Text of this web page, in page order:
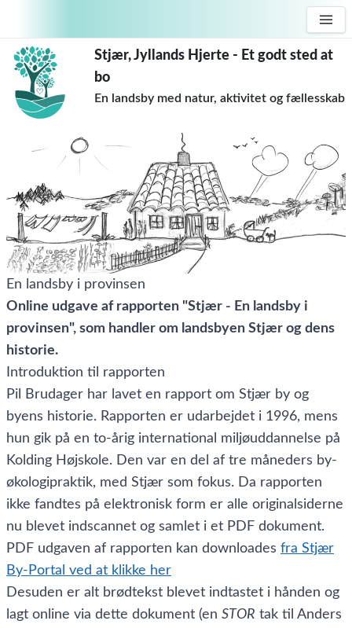
Stjær, Jyllands Hjerte - Et godt sted at
bo
En landsby med natur, aktivitet og fællesskab
En landsby i provinsen
Online udgave af rapporten "Stjær - En landsby i
provinsen", som handler om landsbyen Stjær og dens
historie.
Introduktion til rapporten
Pil Brudager har lavet en rapport om Stjær by og
byens historie. Rapporten er udarbejdet i 1996, mens
hun gik på en to-årig international miljøuddannelse på
Kolding Højskole. Den var en del af tre måneders by-
økologipraktik, med Stjær som fokus. Da rapporten
ikke fandtes på elektronisk form er alle originalsiderne
nu blevet indscannet og samlet i et PDF dokument.
PDF udgaven af rapporten kan downloades fra Stjær
By-Portal ved at klikke her
Desuden er alt brødtekst blevet indtastet i hånden og
lagt online via dette dokument (en STOR tak til Anders